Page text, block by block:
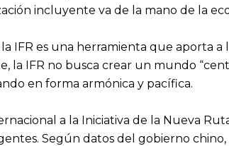
incluyente va de la mano de la
IFR es una herramienta que aporta
la IFR no busca crear un mundo
en forma armónica y pacífica.
a la Iniciativa de la Nueva
Según datos del gobierno